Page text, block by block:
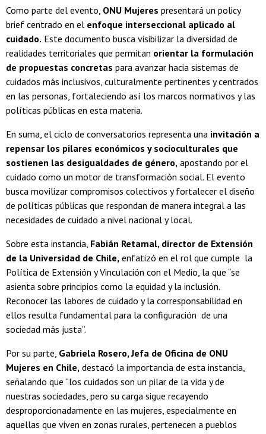
Como parte del evento, ONU Mujeres presentará un policy
brief centrado en el enfoque interseccional aplicado al
cuidado. Este documento busca visibilizar la diversidad de
realidades territoriales que permitan orientar la formulación
de propuestas concretas para avanzar hacia sistemas de
cuidados más inclusivos, culturalmente pertinentes y centrados
en las personas, fortaleciendo así los marcos normativos y las
políticas públicas en esta materia.
En suma, el ciclo de conversatorios representa una invitación a
repensar los pilares económicos y socioculturales que
sostienen las desigualdades de género, apostando por el
cuidado como un motor de transformación social. El evento
busca movilizar compromisos colectivos y fortalecer el diseño
de políticas públicas que respondan de manera integral a las
necesidades de cuidado a nivel nacional y local.
Sobre esta instancia, Fabián Retamal, director de Extensión
de la Universidad de Chile, enfatizó en el rol que cumple la
Política de Extensión y Vinculación con el Medio, la que “se
asienta sobre principios como la equidad y la inclusión.
Reconocer las labores de cuidado y la corresponsabilidad en
ellos resulta fundamental para la configuración de una
sociedad más justa”.
Por su parte, Gabriela Rosero, Jefa de Oficina de ONU
Mujeres en Chile, destacó la importancia de esta instancia,
señalando que “los cuidados son un pilar de la vida y de
nuestras sociedades, pero su carga sigue recayendo
desproporcionadamente en las mujeres, especialmente en
aquellas que viven en zonas rurales, pertenecen a pueblos